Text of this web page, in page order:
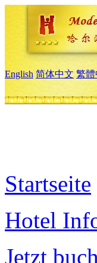
English 简体中文 繁體
Startseite
Hotel
Jetzt